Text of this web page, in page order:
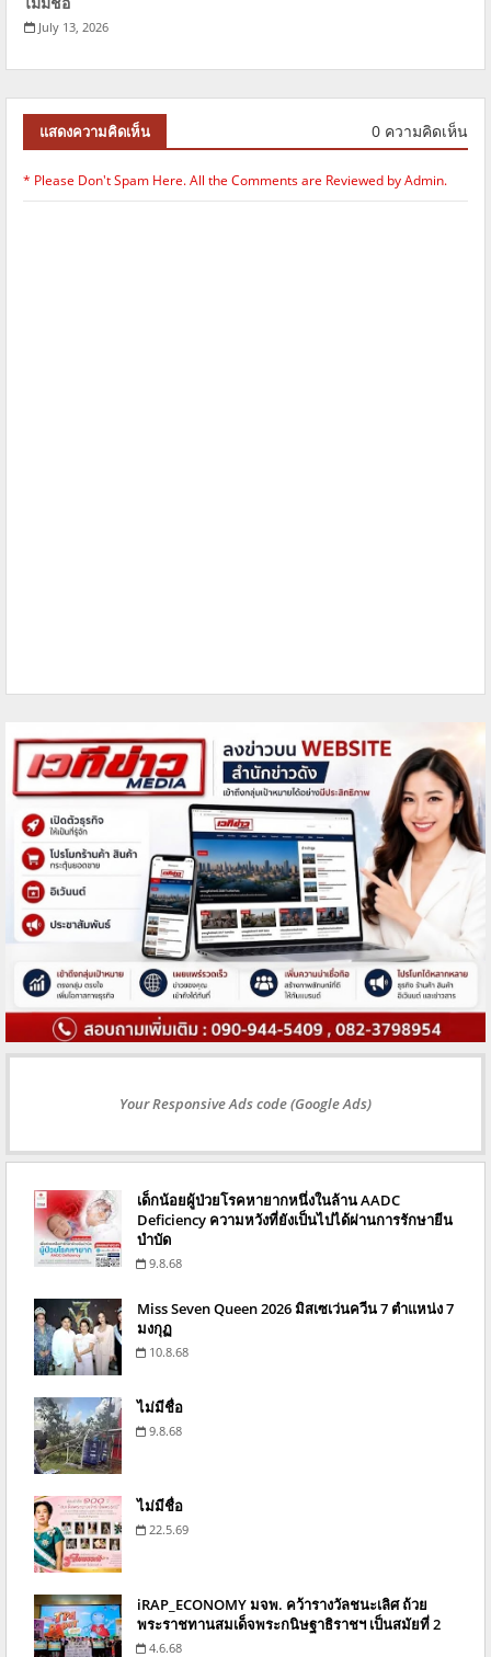
July 13, 2026
แสดงความคิดเห็น 0 ความคิดเห็น
* Please Don't Spam Here. All the Comments are Reviewed by Admin.
Your Responsive Ads code (Google Ads)
เด็กน้อยผู้ป่วยโรคหายากหนึ่งในล้าน AADC
Deficiency ความหวังที่ยังเป็นไปได้ผ่านการรักษายีน
บำบัด
9.8.68
Miss Seven Queen 2026 มิสเซเว่นควีน 7 ตำแหน่ง 7
มงกุฏ
10.8.68
ไม่มีชื่อ
9.8.68
ไม่มีชื่อ
22.5.69
iRAP_ECONOMY มจพ. คว้ารางวัลชนะเลิศ ถ้วย
พระราชทานสมเด็จพระกนิษฐาธิราชฯ เป็นสมัยที่ 2
4.6.68